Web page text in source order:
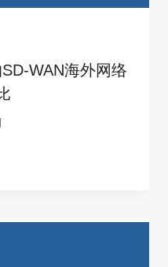
WAN海外网络